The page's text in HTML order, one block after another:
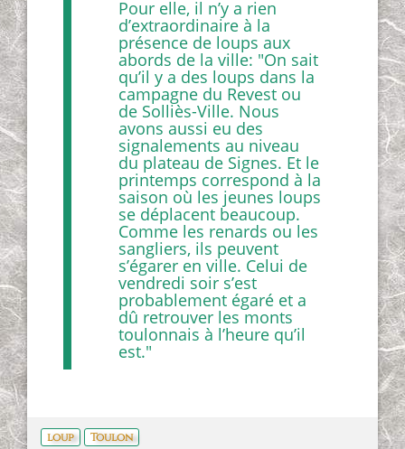
Pour elle, il n’y a rien
d’extraordinaire à la
présence de loups aux
abords de la ville: "On sait
qu’il y a des loups dans la
campagne du Revest ou
de Solliès-Ville. Nous
avons aussi eu des
signalements au niveau
du plateau de Signes. Et le
printemps correspond à la
saison où les jeunes loups
se déplacent beaucoup.
Comme les renards ou les
sangliers, ils peuvent
s’égarer en ville. Celui de
vendredi soir s’est
probablement égaré et a
dû retrouver les monts
toulonnais à l’heure qu’il
est."
loup Toulon